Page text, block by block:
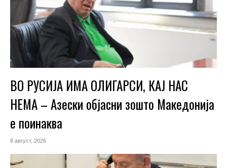
ВО РУСИЈА ИМА ОЛИГАРСИ, КАЈ НАС
НЕМА – Азески објасни зошто Македонија
е поинаква
8 август, 2026